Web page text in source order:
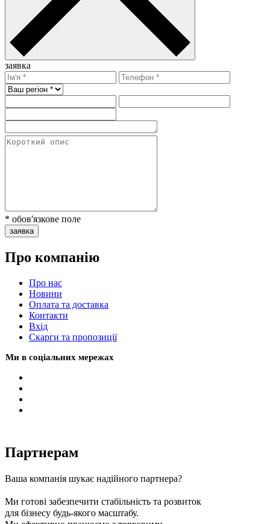
заявка
* обов'язкове поле
заявка
Про компанію
Про нас
Новини
Оплата та доставка
Контакти
Вхiд
Скарги та пропозиції
Ми в соціальних мережах
Партнерам
Ваша компанія шукає надійного партнера?
Ми готові забезпечити стабільність та розвиток
для бізнесу будь-якого масштабу.